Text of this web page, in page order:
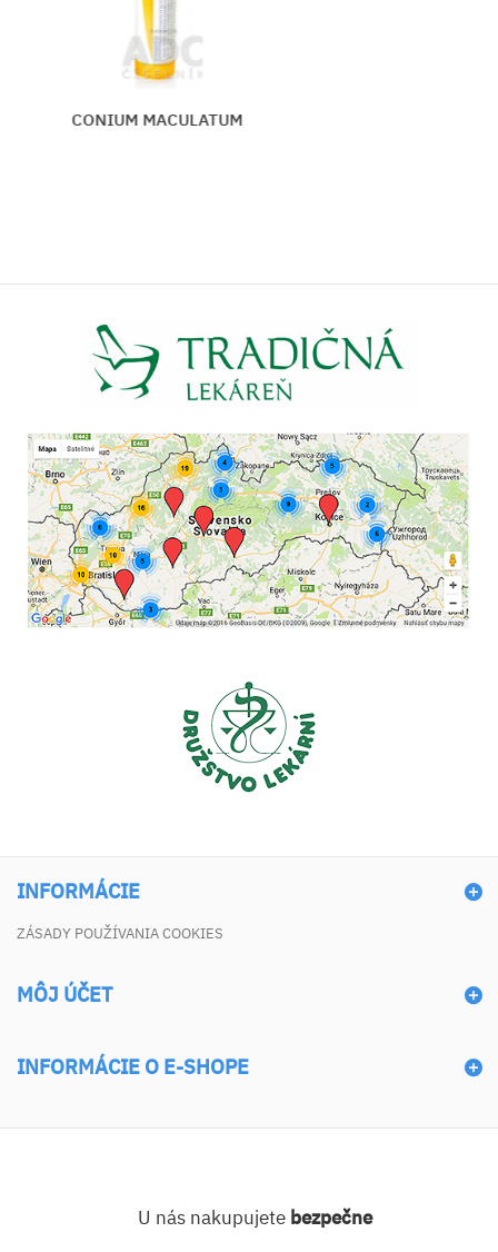
CONIUM MACULATUM
INFORMÁCIE
ZÁSADY POUŽÍVANIA COOKIES
MÔJ ÚČET
INFORMÁCIE O E-SHOPE
U nás nakupujete bezpečne